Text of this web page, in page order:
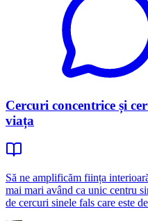
Cercuri concentrice și
viața
Să ne amplificăm ființa
mai mari având ca unic centru
de cercuri sinele fals care este